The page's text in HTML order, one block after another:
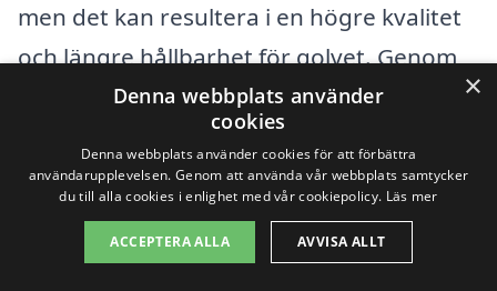
men det kan resultera i en högre kvalitet
och längre hållbarhet för golvet. Genom
att använda vår plattform kan du enkelt
jämföra olika offerter för golvläggning i
Hammar och hitta det bästa alternativet
för ditt projekt. Oavsett om du planerar
att uppdatera ditt hem eller lägga golv i
×
Denna webbplats använder
cookies
Denna webbplats använder cookies för att förbättra
användarupplevelsen. Genom att använda vår webbplats samtycker
du till alla cookies i enlighet med vår cookiepolicy. Läs mer
ACCEPTERA ALLA AVVISA ALLT